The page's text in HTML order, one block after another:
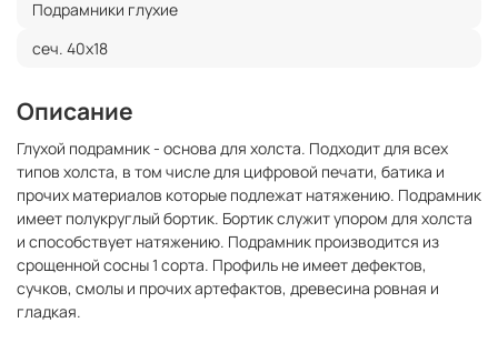
Подрамники глухие
сеч. 40х18
Описание
Глухой подрамник - основа для холста. Подходит для всех
типов холста, в том числе для цифровой печати, батика и
прочих материалов которые подлежат натяжению. Подрамник
имеет полукруглый бортик. Бортик служит упором для холста
и способствует натяжению. Подрамник производится из
срощенной сосны 1 сорта. Профиль не имеет дефектов,
сучков, смолы и прочих артефактов, древесина ровная и
гладкая.